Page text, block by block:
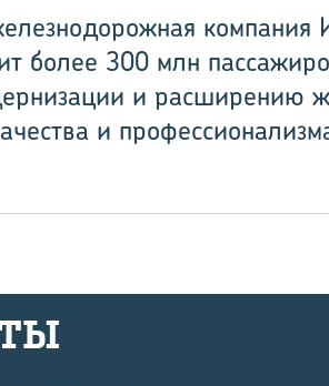
более 300 млн
и расширению
и